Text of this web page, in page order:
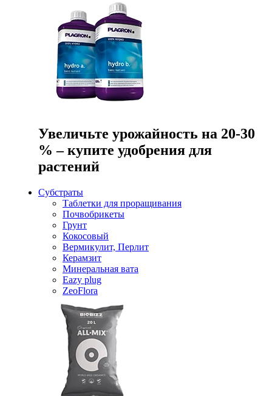
Увеличьте урожайность на 20-30
% – купите удобрения для
растений
Субстраты
Таблетки для проращивания
Почвобрикеты
Грунт
Кокосовый
Вермикулит, Перлит
Керамзит
Минеральная вата
Eazy plug
ZeoFlora